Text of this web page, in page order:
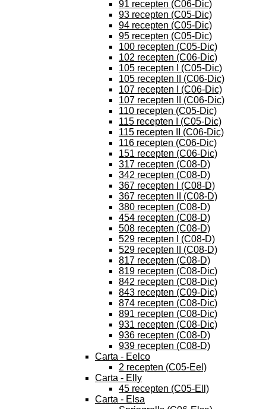
91 recepten (C06-Dic)
93 recepten (C05-Dic)
94 recepten (C05-Dic)
95 recepten (C05-Dic)
100 recepten (C05-Dic)
102 recepten (C06-Dic)
105 recepten I (C05-Dic)
105 recepten II (C06-Dic)
107 recepten I (C06-Dic)
107 recepten II (C06-Dic)
110 recepten (C05-Dic)
115 recepten I (C05-Dic)
115 recepten II (C06-Dic)
116 recepten (C06-Dic)
151 recepten (C06-Dic)
317 recepten (C08-D)
342 recepten (C08-D)
367 recepten I (C08-D)
367 recepten II (C08-D)
380 recepten (C08-D)
454 recepten (C08-D)
508 recepten (C08-D)
529 recepten I (C08-D)
529 recepten II (C08-D)
817 recepten (C08-D)
819 recepten (C08-Dic)
842 recepten (C08-Dic)
843 recepten (C09-Dic)
874 recepten (C08-Dic)
891 recepten (C08-Dic)
931 recepten (C08-Dic)
936 recepten (C08-D)
939 recepten (C08-D)
Carta - Eelco
2 recepten (C05-Eel)
Carta - Elly
45 recepten (C05-Ell)
Carta - Elsa